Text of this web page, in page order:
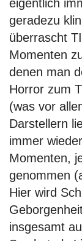
eigentlich
geradezu
überrascht
Momenten
denen man
Horror zum
(was vor
Darstellern
immer
Momenten,
genommen
Hier wird
insgesamt